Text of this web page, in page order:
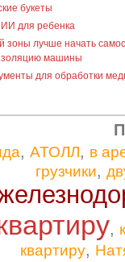
букеты
ИИ для ребенка
зоны лучше начать
машины
для обработки
, АТОЛЛ, в
грузчики,
,
квартиру,